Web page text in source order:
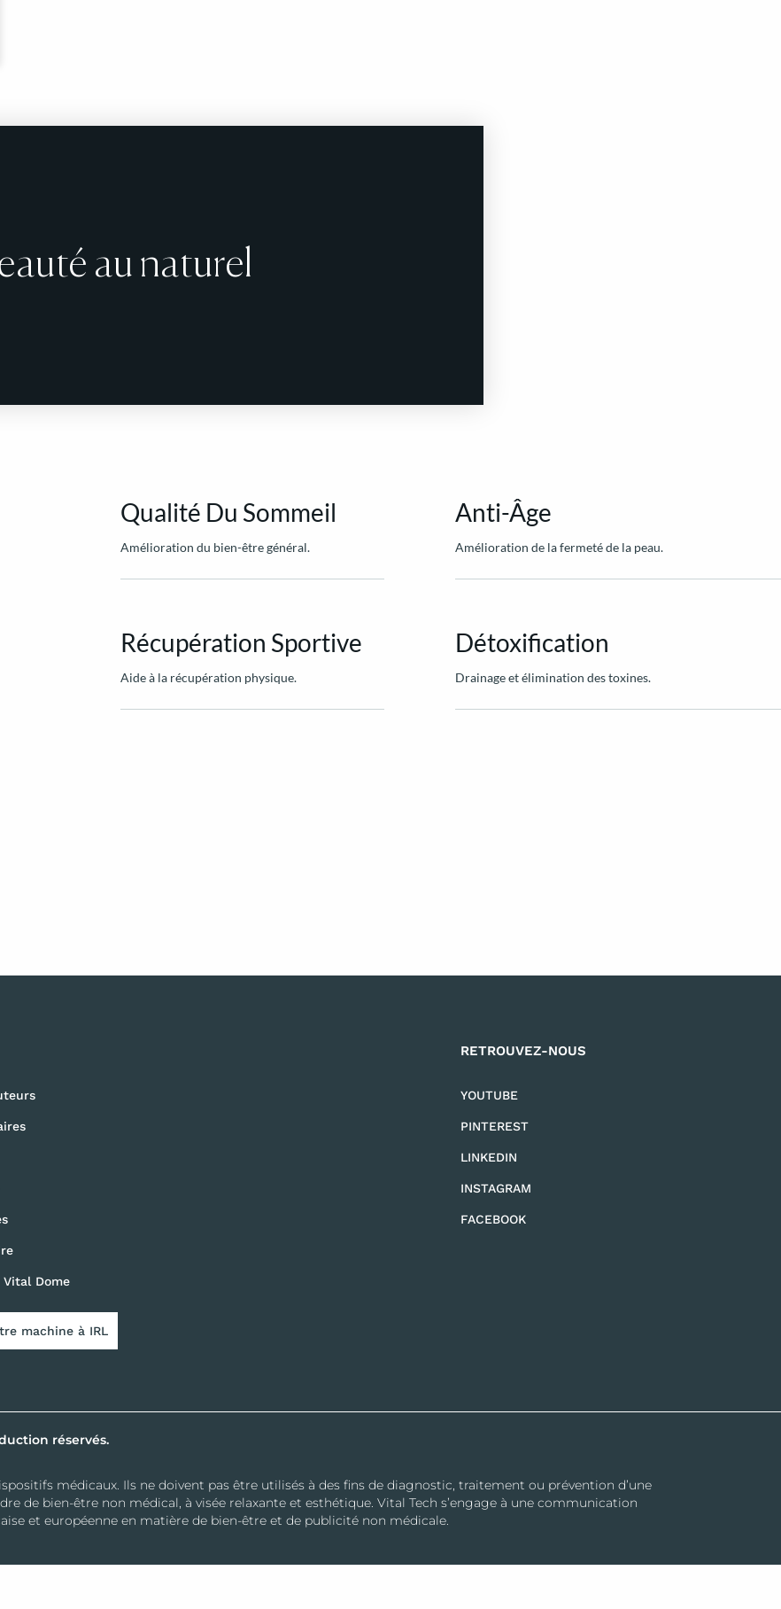
au naturel
Qualité Du Sommeil
Amélioration du bien-être général.
Récupération Sportive
Aide à la récupération physique.
Anti-Âge
Amélioration de la fermeté de la peau.
Détoxification
Drainage et élimination des toxines.
Dome
machine à IRL
RETROUVEZ-NOUS
YOUTUBE
PINTEREST
LINKEDIN
INSTAGRAM
FACEBOOK
réservés.
médicaux. Ils ne doivent pas être utilisés à des fins de diagnostic, traitement ou prévention d’une
de bien-être non médical, à visée relaxante et esthétique. Vital Tech s’engage à une communication
et européenne en matière de bien-être et de publicité non médicale.